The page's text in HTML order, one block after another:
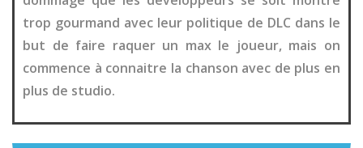
trop gourmand avec leur politique de DLC dans le
but de faire raquer un max le joueur, mais on
commence à connaitre la chanson avec de plus en
plus de studio.